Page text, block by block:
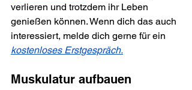
verlieren und trotzdem ihr Leben
genießen können. Wenn dich das auch
interessiert, melde dich gerne für ein
kostenloses Erstgespräch.
Muskulatur aufbauen